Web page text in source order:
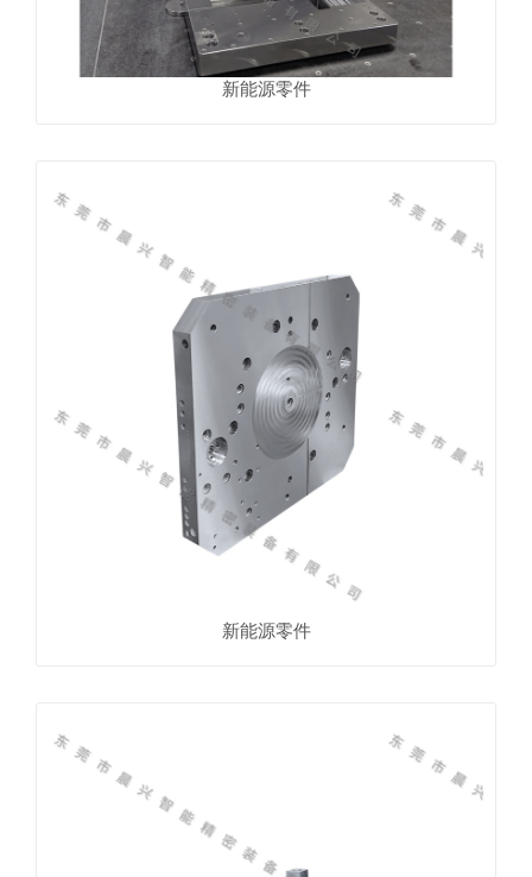
新能源零件
新能源零件